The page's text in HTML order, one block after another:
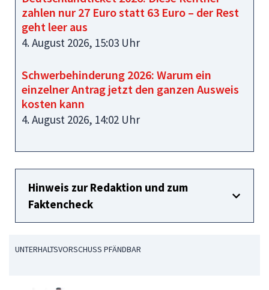
zahlen nur 27 Euro statt 63 Euro – der Rest
geht leer aus
4. August 2026, 15:03 Uhr
Schwerbehinderung 2026: Warum ein
einzelner Antrag jetzt den ganzen Ausweis
kosten kann
4. August 2026, 14:02 Uhr
Hinweis zur Redaktion und zum
Faktencheck
UNTERHALTSVORSCHUSS PFÄNDBAR